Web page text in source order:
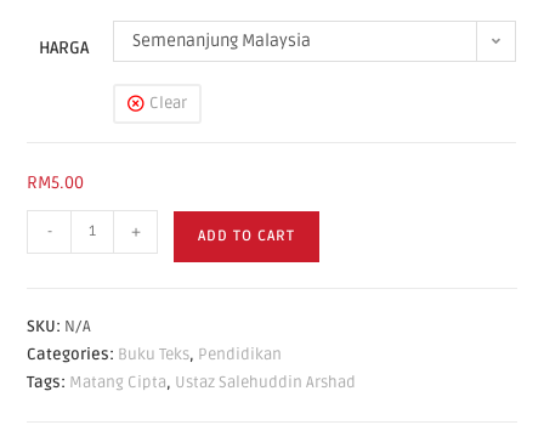
HARGA Semenanjung Malaysia
Clear
RM5.00
- + ADD TO CART
SKU: N/A
Categories: Buku Teks, Pendidikan
Tags: Matang Cipta, Ustaz Salehuddin Arshad